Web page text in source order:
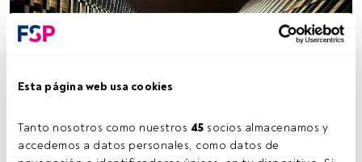
Esta página web usa cookies
Tanto nosotros como nuestros 45 socios almacenamos y
accedemos a datos personales, como datos de
Tiempo lectura: 2 min.